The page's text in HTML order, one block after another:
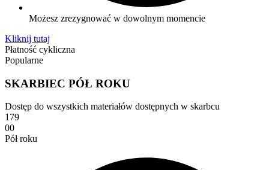
Możesz zrezygnować w dowolnym momencie
Kliknij tutaj
Płatność cykliczna
Popularne
SKARBIEC PÓŁ ROKU
Dostęp do wszystkich materiałów dostępnych w skarbcu
179
00
Pół roku